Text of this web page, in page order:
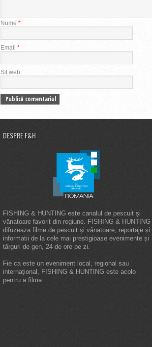
Nume *
Email *
Sit web
DESPRE F&H
FISHING & HUNTING este canalul de pescuit și
vânatoare favorit din regiune. FISHING & HUNTING
difuzeaza filme de pescuit și vânatoare, reportaje și
informatii de la cele mai prestigioase evenimente și
târguri de gen, 24 de ore pe zi.
Fie ca este un eveniment local, regional sau
internaţional, FISHING & HUNTING este acolo
pentru a filma.